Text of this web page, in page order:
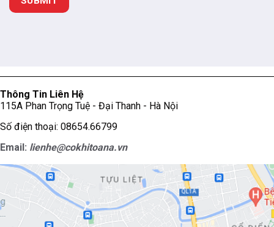
Thông Tin Liên Hệ
115A Phan Trọng Tuệ - Đại Thanh - Hà Nội
Số điện thoại: 08654.66799
Email: lienhe@cokhitoana.vn